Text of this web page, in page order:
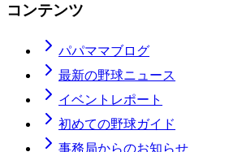
コンテンツ
パパママブログ
最新の野球ニュース
イベントレポート
初めての野球ガイド
事務局からのお知らせ